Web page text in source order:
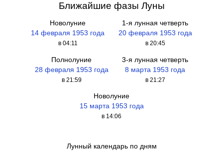
Ближайшие фазы Луны
Новолуние
14 февраля 1953 года
в 04:11
1-я лунная четверть
20 февраля 1953 года
в 20:45
Полнолуние
28 февраля 1953 года
в 21:59
3-я лунная четверть
8 марта 1953 года
в 21:27
Новолуние
15 марта 1953 года
в 14:06
Лунный календарь по дням